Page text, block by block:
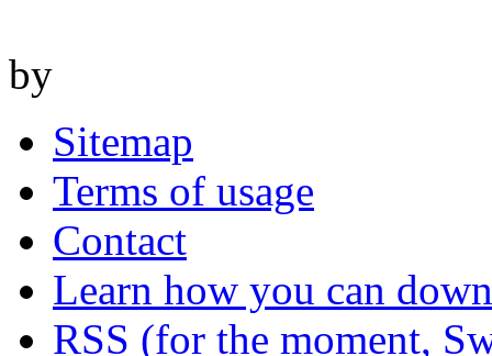
by
Sitemap
Terms of usage
Contact
Learn how you can
RSS (for the moment,